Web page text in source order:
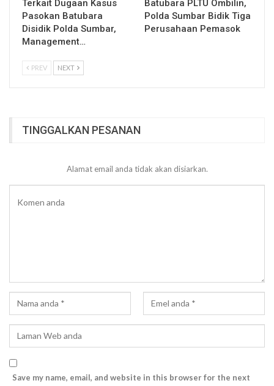
Terkait Dugaan Kasus
Pasokan Batubara
Disidik Polda Sumbar,
Management…
Batubara PLTU Ombilin,
Polda Sumbar Bidik Tiga
Perusahaan Pemasok
PREV NEXT
TINGGALKAN PESANAN
Alamat email anda tidak akan disiarkan.
Save my name, email, and website in this browser for the next